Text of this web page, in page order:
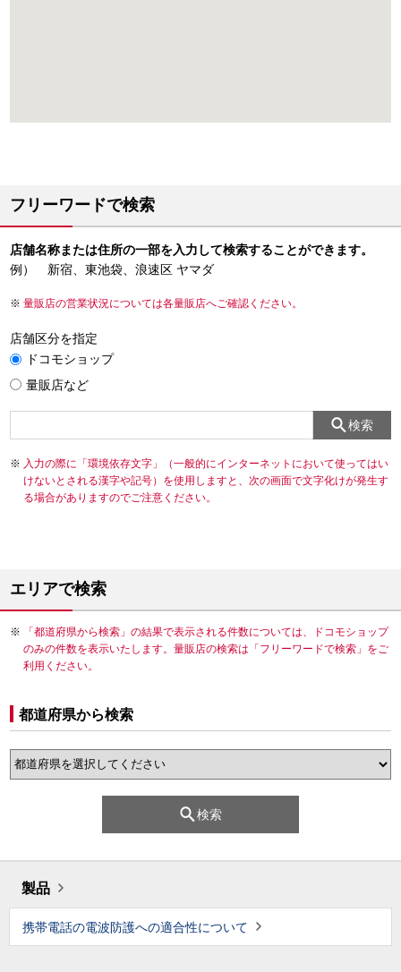
フリーワードで検索
店舗名称または住所の一部を入力して検索することができます。
例） 新宿、東池袋、浪速区 ヤマダ
量販店の営業状況については各量販店へご確認ください。
店舗区分を指定
ドコモショップ
量販店など
検索
入力の際に「環境依存文字」（一般的にインターネットにおいて使ってはい
けないとされる漢字や記号）を使用しますと、次の画面で文字化けが発生す
る場合がありますのでご注意ください。
エリアで検索
「都道府県から検索」の結果で表示される件数については、ドコモショップ
のみの件数を表示いたします。量販店の検索は「フリーワードで検索」をご
利用ください。
都道府県から検索
検索
製品
携帯電話の電波防護への適合性について